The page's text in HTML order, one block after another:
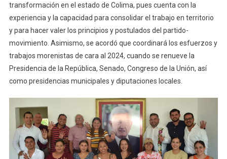
transformación en el estado de Colima, pues cuenta con la
experiencia y la capacidad para consolidar el trabajo en territorio
y para hacer valer los principios y postulados del partido-
movimiento. Asimismo, se acordó que coordinará los esfuerzos y
trabajos morenistas de cara al 2024, cuando se renueve la
Presidencia de la República, Senado, Congreso de la Unión, así
como presidencias municipales y diputaciones locales.